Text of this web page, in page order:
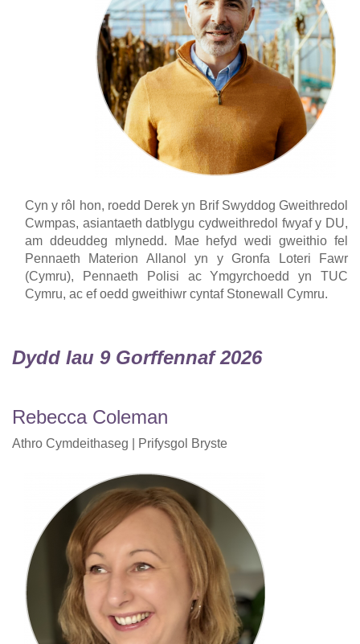
Cyn y rôl hon, roedd Derek yn Brif Swyddog Gweithredol
Cwmpas, asiantaeth datblygu cydweithredol fwyaf y DU,
am ddeuddeg mlynedd. Mae hefyd wedi gweithio fel
Pennaeth Materion Allanol yn y Gronfa Loteri Fawr
(Cymru), Pennaeth Polisi ac Ymgyrchoedd yn TUC
Cymru, ac ef oedd gweithiwr cyntaf Stonewall Cymru.
Dydd Iau 9 Gorffennaf 2026
Rebecca Coleman
Athro Cymdeithaseg | Prifysgol Bryste